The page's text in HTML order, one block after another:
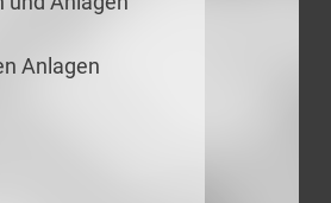
Anlagen